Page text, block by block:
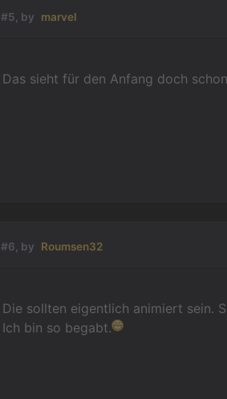
#5, by marvel
Das sieht für den Anfang doch
#6, by Roumsen32
Die sollten eigentlich animiert sein.
Ich bin so begabt.